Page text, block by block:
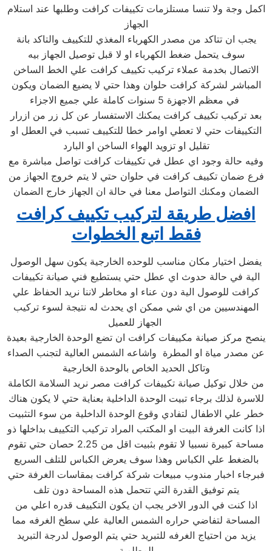
اكمل وجة ولا تنسا مستلزمات تكييفات كرافت وطلبها عند استلام
الجهاز
يجب ان تتاكد من مصدر الكهرباء المغذي للتكييف والتاكد بانة
سوف يتحمل ضغط الكهرباء او لا قبل توصيل الجهاز بيه
الاتصال بخدمة عملاء تركيب تكييف كرافت علي الخط الساخن
المباشر لشركة كرافت حلوان وهذا حتي لا يضيع الضمان ويكون
بعد تركيب تكييف كرافت يمكنك الاستفسار عن كل زر من ازرار
التكييفات حتي لا تعطي اوامر خطا للتكييف تسبب في العطل او
تقليل او تزويد الهواء الساخن او البارد
وفيه حالة وجود اي عطل في تكييفات كرافت تواصل مباشرة مع
فرع ضمان تكييف كرافت في حلوان حتي لا يتم خروج الجهاز من
الضمان ومكنك التواصل معنا في حالة ان الجهاز خارج الضمان
افضل طريقة لتركيب تكييف كرافت
فقط اتبع الخطوات
يفضل اختيار مكان مناسب للوحده الخارجية يكون سهل الوصول
الية في حالة حدوث اي عطل حتي يستطيع فني صيانة تكييفات
كرافت للوصول الية دون عناء او مخاطر لاننا نريد الحفاظ علي
المهندسيين من اي شي ممكن اي يحدث له نتيجة لسوء تركيب
ينصح مركز صيانة مكييفات كرافت ان تضع الوحدة الخارجية بعيدة
عن مصدر مياة او المطرة واشاعه الشمس العالية لتجنب الصداء
وتاكل الحديد الخاص بالوحدة الخارجية
من خلال توكيل صيانة تكييفات كرافت مصر نريد السلامة الكاملة
للاسرة لذلك برجاء تبيت الوحدة الداخلية بعناية حتي لا يكون هناك
خطر علي الاطفال لتفادي وقوع الوحدة الداخلية من سوء التثبيت
اذا كانت الغرفة البيت او المكتب المراد تركيب التكييف بداخلها ذو
مساحة كبيرة نسبيا لا تقوم بثبيت اقل من 2.25 حصان حتي تقوم
بالضغط علي الكباس وهذا سوف يعرض الكباس للتلف السريع
فبرجاء اخبار مندوب مبيعات شركة كرافت بمقاسات الغرفة حتي
يتم توفيق القدرة التي تتحمل هذه المساحة دون تلف
اذا كنت في الدور الاخر يجب ان يكون التكييف قدره اعلي من
المساحة لتفاضي حراره الشمس العالية علي سطخ الغرفه مما
يزيد من احتياج الغرفه للتبريد حتي يتم الوصول لدرجة التبريد